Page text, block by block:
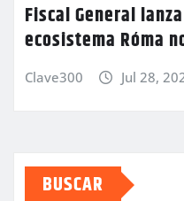
Fiscal General
ecosistema Róma
Clave300 Jul 28,
BUSCAR